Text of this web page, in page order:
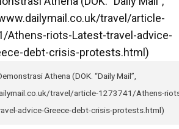
Athena (DOK. “Daily Mail”,
travel/article-1273741/Athens-
advice-Greece-debt-crisis-protests.html)